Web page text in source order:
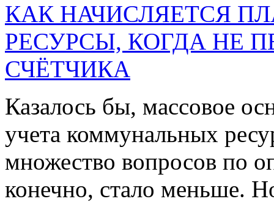
КАК НАЧИСЛЯЕТСЯ
РЕСУРСЫ, КОГДА НЕ
СЧЁТЧИКА
Казалось бы, массовое
учета коммунальных
множество вопросов по
конечно, стало меньше.